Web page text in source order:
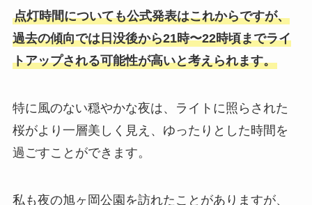
点灯時間についても公式発表はこれからですが、
過去の傾向では日没後から21時〜22時頃までライ
トアップされる可能性が高いと考えられます。
特に風のない穏やかな夜は、ライトに照らされた
桜がより一層美しく見え、ゆったりとした時間を
過ごすことができます。
私も夜の旭ヶ岡公園を訪れたことがありますが、